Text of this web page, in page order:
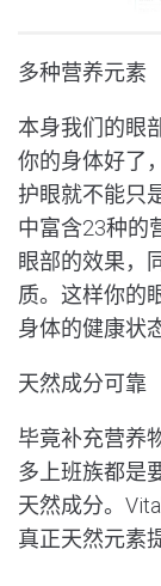
多种营养元素
本身我们的眼
你的身体好了
护眼就不能只
中富含23种的
眼部的效果，
质。这样你的
身体的健康状
天然成分可靠
毕竟补充营养
多上班族都是
天然成分。
真正天然元素